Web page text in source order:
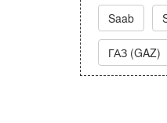
Saab
ГАЗ (GAZ)